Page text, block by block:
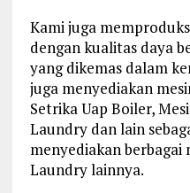
Kami juga
dengan kualitas daya
yang dikemas dalam
juga menyediakan
Setrika Uap Boiler,
Laundry dan lain
menyediakan berbagai
Laundry lainnya.